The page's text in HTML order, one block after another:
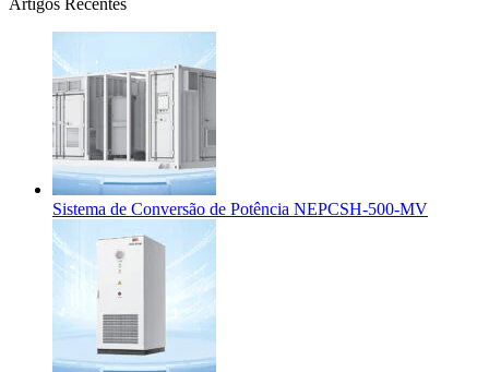
Artigos Recentes
Sistema de Conversão de Potência NEPCSH-500-MV